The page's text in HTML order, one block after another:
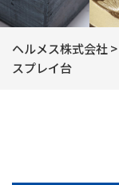
ヘルメス株式会社>
スプレイ台